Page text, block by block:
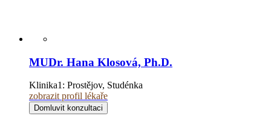
MUDr. Hana Klosová, Ph.D.
Klinika1: Prostějov, Studénka
zobrazit profil lékaře
Domluvit konzultaci